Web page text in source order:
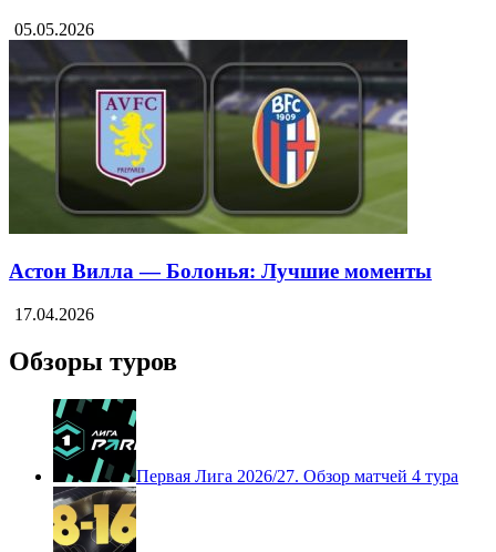
05.05.2026
Астон Вилла — Болонья: Лучшие моменты
17.04.2026
Обзоры туров
Первая Лига 2026/27. Обзор матчей 4 тура